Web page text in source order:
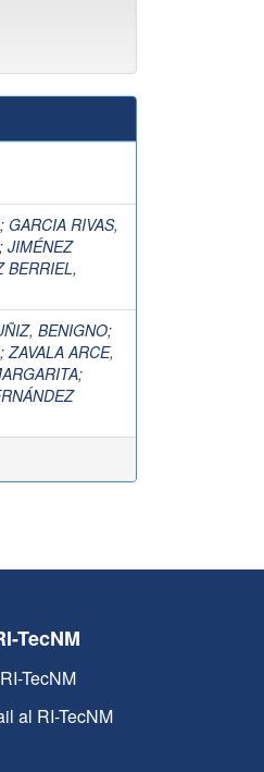
; GARCIA RIVAS,
; JIMÉNEZ
BERRIEL,
BENIGNO;
;ZAVALA ARCE,
;
TecNM
TecNM
al RI-TecNM